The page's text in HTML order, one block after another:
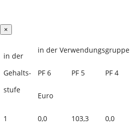
×
in der
Gehalts-
stufe
in der Verwendungsgruppe
PF 6 PF 5 PF 4
Euro
1 0,0 103,3 0,0